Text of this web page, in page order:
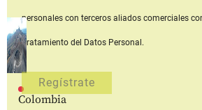
Colombia
personales con terceros aliados comerciales
Tratamiento del Datos Personal.